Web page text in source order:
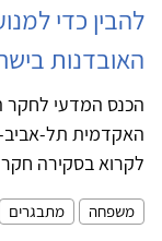
האובדנות
האקדמית תל-אביב-
לקרוא בסקירה
משפחה מתבגרים